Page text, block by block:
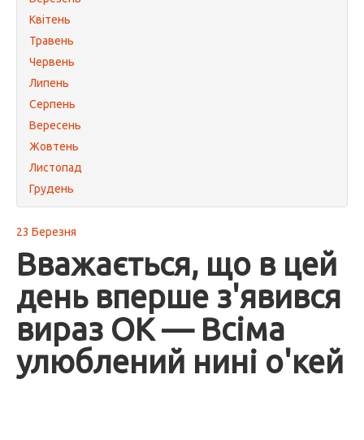
Квітень
Травень
Червень
Липень
Серпень
Вересень
Жовтень
Листопад
Грудень
23 Березня
Вважається, що в цей
день вперше з'явився
вираз OK — Всіма
улюблений нині о'кей